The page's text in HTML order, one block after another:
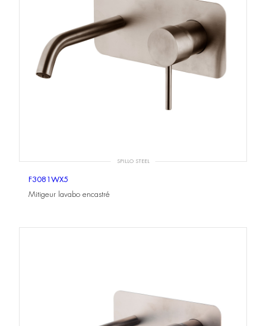
SPILLO STEEL
F3081WX5
Mitigeur lavabo encastré